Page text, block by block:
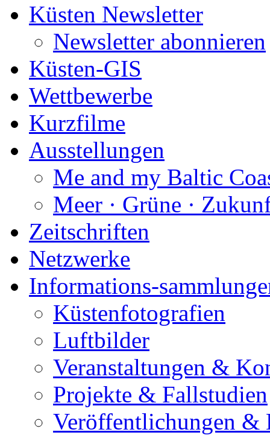
Küsten Newsletter
Newsletter abonnieren
Küsten-GIS
Wettbewerbe
Kurzfilme
Ausstellungen
Me and my Baltic
Meer · Grüne ·
Zeitschriften
Netzwerke
Informations-
Küstenfotografien
Luftbilder
Veranstaltungen &
Projekte & Fallstudien
Veröffentlichungen &